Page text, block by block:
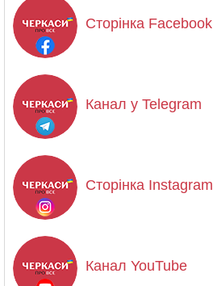
Сторінка Facebook
Канал у Telegram
Сторінка Instagram
Канал YouTube